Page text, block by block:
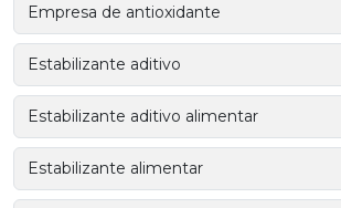
Empresa de antioxidante
Estabilizante aditivo
Estabilizante aditivo alimentar
Estabilizante alimentar